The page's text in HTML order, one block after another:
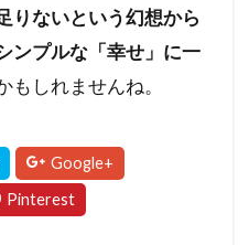
りないという幻想から
ンプルな「幸せ」に一
もしれませんね。